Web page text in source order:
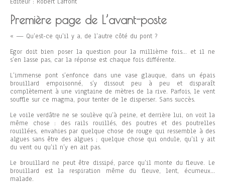
Première page de L’avant-poste
« — Qu’est-ce qu’il y a, de l’autre côté du pont ?
Egor doit bien poser la question pour la millième fois… et il ne
s’en lasse pas, car la réponse est chaque fois différente.
L’immense pont s’enfonce dans une vase glauque, dans un épais
brouillard empoisonné, s’y dissout peu à peu et disparaît
complètement à une vingtaine de mètres de la rive. Parfois, le vent
souffle sur ce magma, pour tenter de le disperser. Sans succès.
Le voile verdâtre ne se soulève qu’à peine, et derrière lui, on voit la
même chose : des rails rouillés, des poutres et des poutrelles
rouillées, envahies par quelque chose de rouge qui ressemble à des
algues sans être des algues ; quelque chose qui ondule, qu’il y ait
du vent ou qu’il n’y en ait pas.
Le brouillard ne peut être dissipé, parce qu’il monte du fleuve. Le
brouillard est la respiration même du fleuve, lent, écumeux…
malade.